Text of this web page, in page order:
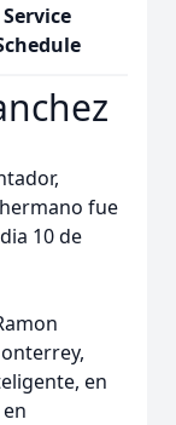
Service
fue
10 de
en